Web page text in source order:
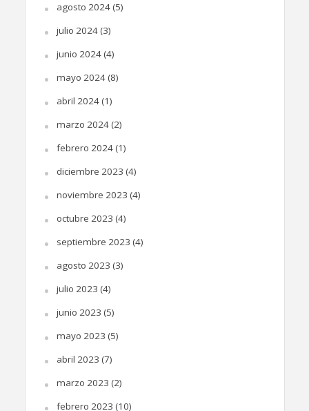
agosto 2024(5)
julio 2024(3)
junio 2024(4)
mayo 2024(8)
abril 2024(1)
marzo 2024(2)
febrero 2024(1)
diciembre 2023 (4)
noviembre 2023 (4)
octubre 2023 (4)
septiembre 2023 (4)
agosto 2023 (3)
julio 2023 (4)
junio 2023 (5)
mayo 2023 (5)
abril 2023 (7)
marzo 2023 (2)
febrero 2023 (10)